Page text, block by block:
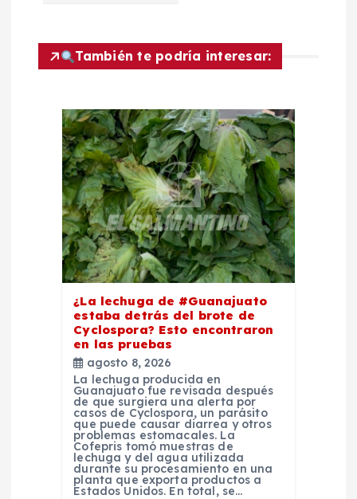
También te podría interesar:
¿La lechuga de #Guanajuato
estaba detrás del brote de
Cyclospora? Esto encontraron
en las pruebas
agosto 8, 2026
La lechuga producida en
Guanajuato fue revisada después
de que surgiera una alerta por
casos de Cyclospora, un parásito
que puede causar diarrea y otros
problemas estomacales. La
Cofepris tomó muestras de
lechuga y del agua utilizada
durante su procesamiento en una
planta que exporta productos a
Estados Unidos. En total, se…